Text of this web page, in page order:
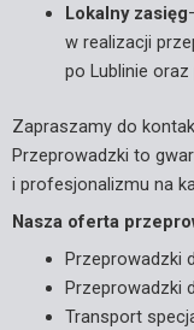
Lokalny zasięg
w realizacji
po Lublinie
Zapraszamy do
Przeprowadzki to
i profesjonalizmu na
Nasza oferta
Przeprowadzki
Przeprowadzki
Transport